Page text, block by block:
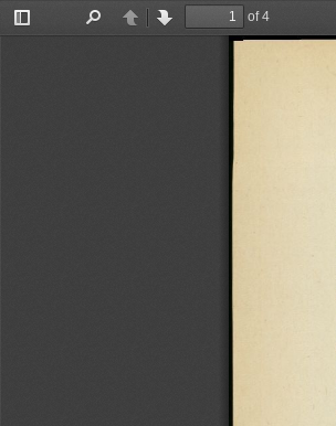
Toggle
PreviousNext
of 4